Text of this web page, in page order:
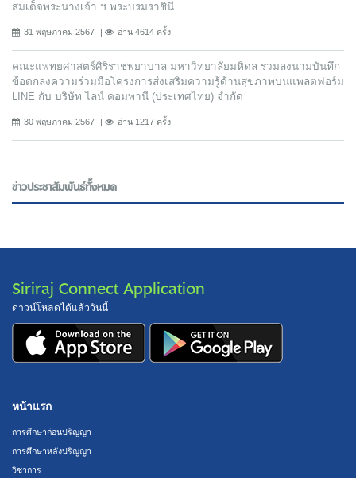
สมเด็จพระนางเจ้า ฯ พระบรมราชินี
31 พฤษภาคม 2567 อ่าน 4614 ครั้ง
คณะแพทยศาสตร์ศิริราชพยาบาล มหาวิทยาลัยมหิดล ร่วมลงนามบันทึก
ข้อตกลงความร่วมมือโครงการส่งเสริมความรู้ด้านสุขภาพบนแพลตฟอร์ม
LINE กับ บริษัท ไลน์ คอมพานี (ประเทศไทย) จํากัด
30 พฤษภาคม 2567 อ่าน 1217 ครั้ง
ข่าวประชาสัมพันธ์ทั้งหมด
Siriraj Connect Application
ดาวน์โหลดได้แล้ววันนี้
หน้าแรก
การศึกษาก่อนปริญญา
การศึกษาหลังปริญญา
วิชาการ